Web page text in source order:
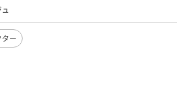
ュ
ター